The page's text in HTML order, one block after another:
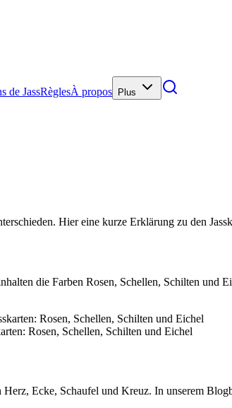
de JassRèglesÀ propos Plus
Hier eine kurze Erklärung zu den
die Farben Rosen, Schellen, Schilten und
Rosen, Schellen, Schilten und Eichel
Ecke, Schaufel und Kreuz. In unserem